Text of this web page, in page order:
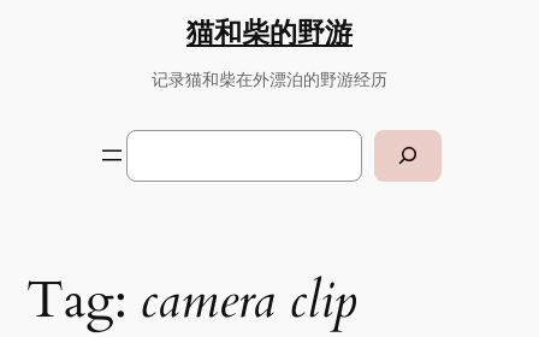
猫和柴的野游
记录猫和柴在外漂泊的野游经历
Search
Tag: camera clip